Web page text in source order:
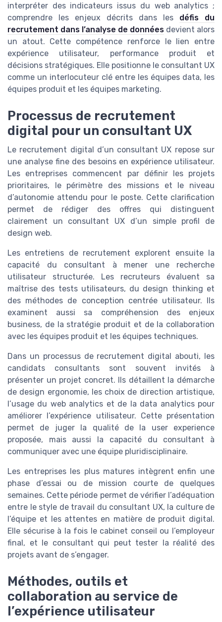
interpréter des indicateurs issus du web analytics ;
comprendre les enjeux décrits dans les défis du
recrutement dans l’analyse de données devient alors
un atout. Cette compétence renforce le lien entre
expérience utilisateur, performance produit et
décisions stratégiques. Elle positionne le consultant UX
comme un interlocuteur clé entre les équipes data, les
équipes produit et les équipes marketing.
Processus de recrutement
digital pour un consultant UX
Le recrutement digital d’un consultant UX repose sur
une analyse fine des besoins en expérience utilisateur.
Les entreprises commencent par définir les projets
prioritaires, le périmètre des missions et le niveau
d’autonomie attendu pour le poste. Cette clarification
permet de rédiger des offres qui distinguent
clairement un consultant UX d’un simple profil de
design web.
Les entretiens de recrutement explorent ensuite la
capacité du consultant à mener une recherche
utilisateur structurée. Les recruteurs évaluent sa
maîtrise des tests utilisateurs, du design thinking et
des méthodes de conception centrée utilisateur. Ils
examinent aussi sa compréhension des enjeux
business, de la stratégie produit et de la collaboration
avec les équipes produit et les équipes techniques.
Dans un processus de recrutement digital abouti, les
candidats consultants sont souvent invités à
présenter un projet concret. Ils détaillent la démarche
de design ergonomie, les choix de direction artistique,
l’usage du web analytics et de la data analytics pour
améliorer l’expérience utilisateur. Cette présentation
permet de juger la qualité de la user experience
proposée, mais aussi la capacité du consultant à
communiquer avec une équipe pluridisciplinaire.
Les entreprises les plus matures intègrent enfin une
phase d’essai ou de mission courte de quelques
semaines. Cette période permet de vérifier l’adéquation
entre le style de travail du consultant UX, la culture de
l’équipe et les attentes en matière de produit digital.
Elle sécurise à la fois le cabinet conseil ou l’employeur
final, et le consultant qui peut tester la réalité des
projets avant de s’engager.
Méthodes, outils et
collaboration au service de
l’expérience utilisateur